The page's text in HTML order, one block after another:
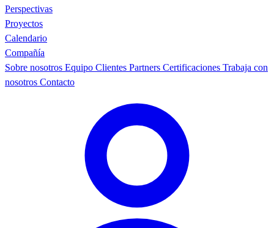
Perspectivas
Proyectos
Calendario
Compañía
Sobre nosotros Equipo Clientes Partners Certificaciones Trabaja con
nosotros Contacto